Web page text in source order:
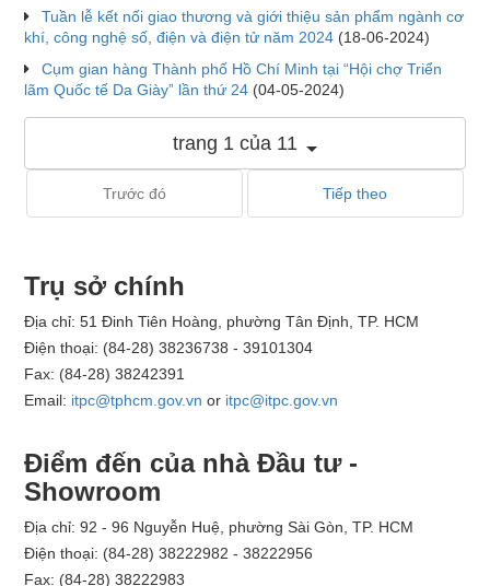
Tuần lễ kết nối giao thương và giới thiệu sản phẩm ngành cơ
khí, công nghệ số, điện và điện tử năm 2024 (18-06-2024)
Cụm gian hàng Thành phố Hồ Chí Minh tại “Hội chợ Triển
lãm Quốc tế Da Giày” lần thứ 24 (04-05-2024)
trang 1 của 11
Trước đó Tiếp theo
Trụ sở chính
Địa chỉ: 51 Đinh Tiên Hoàng, phường Tân Định, TP. HCM
Điện thoại: (84-28) 38236738 - 39101304
Fax: (84-28) 38242391
Email: itpc@tphcm.gov.vn or itpc@itpc.gov.vn
Điểm đến của nhà Đầu tư -
Showroom
Địa chỉ: 92 - 96 Nguyễn Huệ, phường Sài Gòn, TP. HCM
Điện thoại: (84-28) 38222982 - 38222956
Fax: (84-28) 38222983